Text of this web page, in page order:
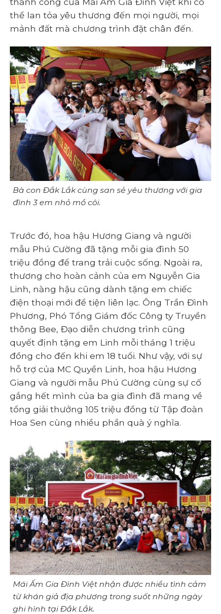
thể lan tỏa yêu thương đến mọi người, mọi
mảnh đất mà chương trình đặt chân đến.
Bà con Đắk Lắk cùng san sẻ yêu thương với gia
đình 3 em nhỏ mồ côi.
Trước đó, hoa hậu Hương Giang và người
mẫu Phú Cường đã tặng mỗi gia đình 50
triệu đồng để trang trải cuộc sống. Ngoài ra,
thương cho hoàn cảnh của em Nguyễn Gia
Linh, nàng hậu cũng dành tặng em chiếc
điện thoại mới để tiện liên lạc. Ông Trần Đình
Phương, Phó Tổng Giám đốc Công ty Truyền
thông Bee, Đạo diễn chương trình cũng
quyết định tặng em Linh mỗi tháng 1 triệu
đồng cho đến khi em 18 tuổi. Như vậy, với sự
hỗ trợ của MC Quyền Linh, hoa hậu Hương
Giang và người mẫu Phú Cường cùng sự cố
gắng hết mình của ba gia đình đã mang về
tổng giải thưởng 105 triệu đồng từ Tập đoàn
Hoa Sen cùng nhiều phần quà ý nghĩa.
Mái Ấm Gia Đình Việt nhận được nhiều tình cảm
từ khán giả địa phương trong suốt những ngày
ghi hình tại Đắk Lắk.